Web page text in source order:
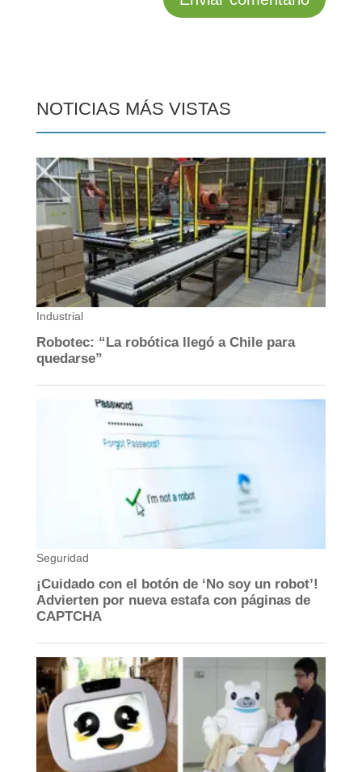
NOTICIAS MÁS VISTAS